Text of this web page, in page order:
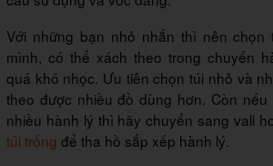
Với những bạn nhỏ nhắn thì nên chọn
mình, có thể xách theo trong chuyến
quá khó nhọc. Ưu tiên chọn túi nhỏ và
theo được nhiều đồ dùng hơn. Còn
nhiều hành lý thì hãy chuyển sang vali
túi trống để tha hồ sắp xếp hành lý.